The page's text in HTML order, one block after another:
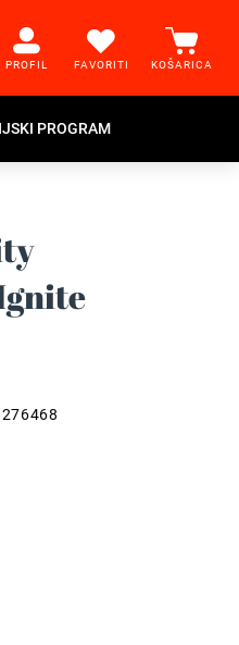
PROFIL FAVORITI KOŠARICA
PROGRAM